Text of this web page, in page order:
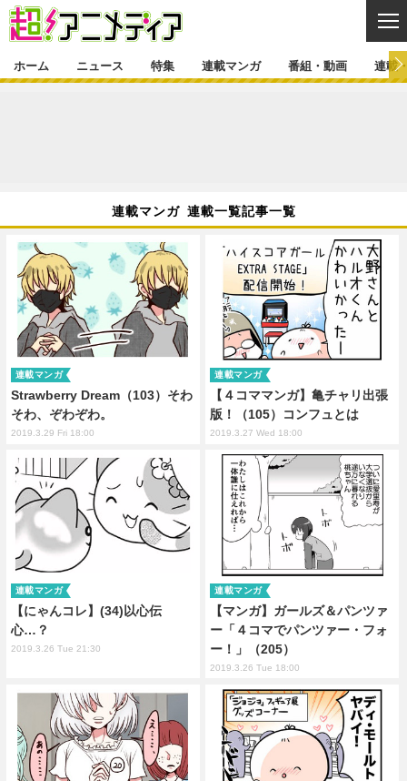
映画 音楽
グッズ イベント
コスプレ
舞台 新帝スタ
インタビュー レポート
ラキりす
連載マンガ一覧 連載一覧
番組・動画一覧 ラジオ
動画
連載・ブログ
連載・ブログ一覧 コラム
編集部ブログ・お知らせ
ホーム ニュース 特集 連載マンガ 番組・動画 連載
連載マンガ 連載一覧記事一覧
Strawberry Dream（103）そわ
そわ、ぞわぞわ。
連載マンガ
2019.3.29 Fri 18:00
【４コママンガ】亀チャリ出張
版！（105）コンフュとは
連載マンガ
2019.3.27 Wed 18:00
【にゃんコレ】(34)以心伝
心…？
連載マンガ
2019.3.26 Tue 21:30
【マンガ】ガールズ＆パンツァ
ー「４コマでパンツァー・フォ
ー！」（205）
連載マンガ
2019.3.26 Tue 18:00